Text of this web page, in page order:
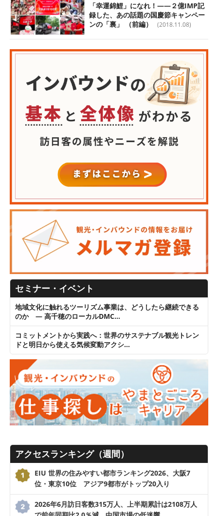
「幸運錦鯉」になれ！――２億IMP記
録した、あの話題の国慶節キャンペー
ンの「裏」 （前編）
(2018.11.08)
セミナー・イベント
地域文化に触れるツーリズム事業は、どうしたら継続できる
のか ― 高千穂のローカルDMC…
コミットメントから実践へ：世界のサステナブル観光トレン
ドと明日から使える気候変動アクシ…
アクセスランキング（週間）
EIU 世界の住みやすい都市ランキング2026、大阪7
位・東京10位 アジア9都市がトップ20入り
2026年6月訪日客数315万人、上半期累計は2108万人